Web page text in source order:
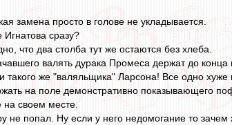
замена просто в голове не укладывается.
сразу?
что два столба тут же остаются без хлеба.
валять дурака Промеса держат до конца
такого же "валяльщика" Ларсона! Все одно хуже
на поле демонстративно показывающего
своем месте.
не попал. Ну если у него недомогание то зачем